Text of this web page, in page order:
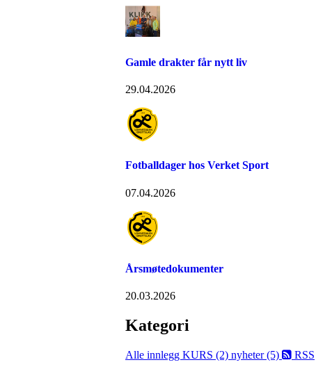
Gamle drakter får nytt liv
29.04.2026
Fotballdager hos Verket Sport
07.04.2026
Årsmøtedokumenter
20.03.2026
Kategori
Alle innlegg KURS (2) nyheter (5) RSS